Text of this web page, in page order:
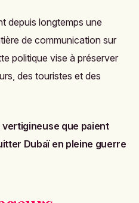
depuis longtemps une
de communication sur
politique vise à préserver
des touristes et des
vertigineuse que paient
Dubaï en pleine guerre